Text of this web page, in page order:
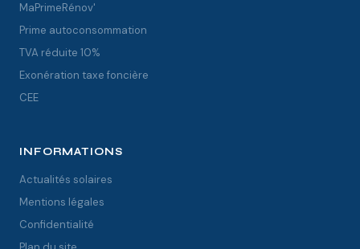
MaPrimeRénov'
Prime autoconsommation
TVA réduite 10%
Exonération taxe foncière
CEE
INFORMATIONS
Actualités solaires
Mentions légales
Confidentialité